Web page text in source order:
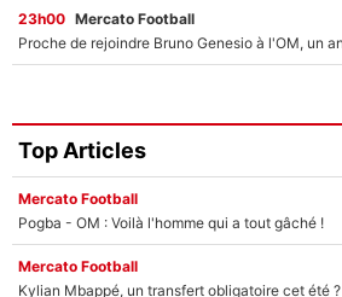
23h00 Mercato Football
Top Articles
Mercato Football
Pogba - OM : Voilà l'homme qui a tout gâché !
Mercato Football
Kylian Mbappé, un transfert obligatoire cet été ?